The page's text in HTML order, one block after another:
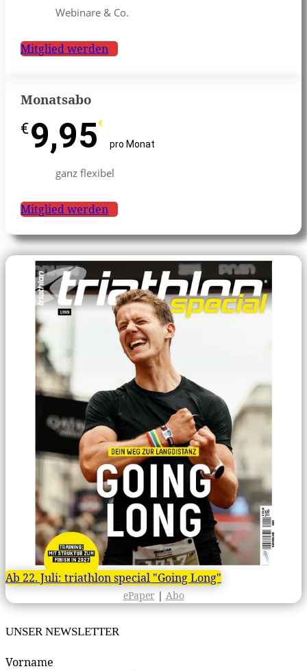
Webinare & Co.
Mitglied werden
Monatsabo
€9,95 €
pro Monat
ganz flexibel
Mitglied werden
Ab 22. Juli: triathlon special "Going Long"
ePaper| Abo
UNSER NEWSLETTER
Vorname